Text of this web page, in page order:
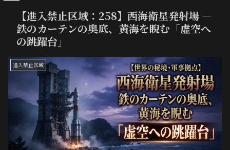
【進入禁止区域：258】西海衛星発射場 —
鉄のカーテンの奥底、黄海を睨む「虚空へ
の跳躍台」
進入禁止区域